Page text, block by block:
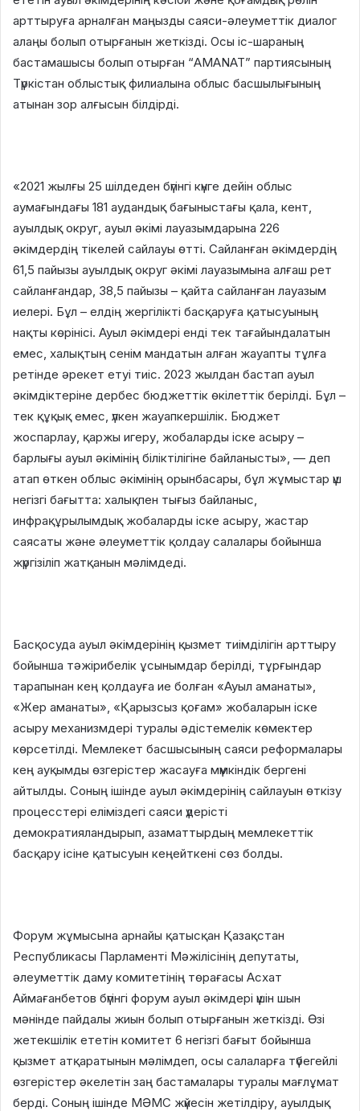
арттыруға арналған маңызды саяси-әлеуметтік диалог
алаңы болып отырғанын жеткізді. Осы іс-шараның
бастамашысы болып отырған “АМАNАТ” партиясының
Түркістан облыстық филиалына облыс басшылығының
атынан зор алғысын білдірді.
«2021 жылғы 25 шілдеден бүгінгі күнге дейін облыс
аумағындағы 181 аудандық бағыныстағы қала, кент,
ауылдық округ, ауыл әкімі лауазымдарына 226
әкімдердің тікелей сайлауы өтті. Сайланған әкімдердің
61,5 пайызы ауылдық округ әкімі лауазымына алғаш рет
сайланғандар, 38,5 пайызы – қайта сайланған лауазым
иелері. Бұл – елдің жергілікті басқаруға қатысуының
нақты көрінісі. Ауыл әкімдері енді тек тағайындалатын
емес, халықтың сенім мандатын алған жауапты тұлға
ретінде әрекет етуі тиіс. 2023 жылдан бастап ауыл
әкімдіктеріне дербес бюджеттік өкілеттік берілді. Бұл –
тек құқық емес, үлкен жауапкершілік. Бюджет
жоспарлау, қаржы игеру, жобаларды іске асыру –
барлығы ауыл әкімінің біліктілігіне байланысты», — деп
атап өткен облыс әкімінің орынбасары, бұл жұмыстар үш
негізгі бағытта: халықпен тығыз байланыс,
инфрақұрылымдық жобаларды іске асыру, жастар
саясаты және әлеуметтік қолдау салалары бойынша
жүргізіліп жатқанын мәлімдеді.
Басқосуда ауыл әкімдерінің қызмет тиімділігін арттыру
бойынша тәжірибелік ұсынымдар берілді, тұрғындар
тарапынан кең қолдауға ие болған «Ауыл аманаты»,
«Жер аманаты», «Қарызсыз қоғам» жобаларын іске
асыру механизмдері туралы әдістемелік көмектер
көрсетілді. Мемлекет басшысының саяси реформалары
кең ауқымды өзгерістер жасауға мүмкіндік бергені
айтылды. Соның ішінде ауыл әкімдерінің сайлауын өткізу
процесстері еліміздегі саяси үдерісті
демократияландырып, азаматтырдың мемлекеттік
басқару ісіне қатысуын кеңейткені сөз болды.
Форум жұмысына арнайы қатысқан Қазақстан
Республикасы Парламенті Мәжілісінің депутаты,
әлеуметтік даму комитетінің төрағасы Асхат
Аймағанбетов бүгінгі форум ауыл әкімдері үшін шын
мәнінде пайдалы жиын болып отырғанын жеткізді. Өзі
жетекшілік ететін комитет 6 негізгі бағыт бойынша
қызмет атқаратынын мәлімдеп, осы салаларға түбегейлі
өзгерістер әкелетін заң бастамалары туралы мағлұмат
берді. Соның ішінде МӘМС жүйесін жетілдіру, ауылдық